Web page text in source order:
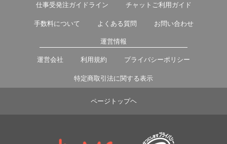
仕事受発注ガイドライン チャットご利用ガイド
手数料について よくある質問 お問い合わせ
運営情報
運営会社 利用規約 プライバシーポリシー
特定商取引法に関する表示
ページトップヘ